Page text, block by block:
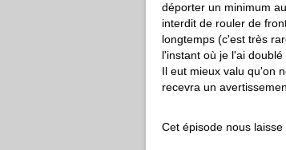
déporter un minimum
interdit de rouler de
longtemps (c'est très
l'instant où je l'ai
Il eut mieux valu qu'on
recevra un
Cet épisode nous